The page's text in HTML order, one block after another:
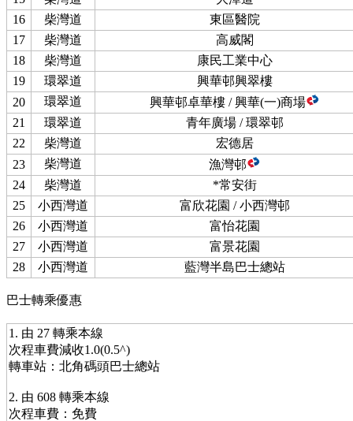
16
柴灣道
東區醫院
17
柴灣道
高威閣
18
柴灣道
康民工業中心
19
環翠道
興華邨興翠樓
20
環翠道
興華邨卓華樓 / 興華(一)商場
21
環翠道
青年廣場 / 環翠邨
22
柴灣道
宏德居
23
柴灣道
漁灣邨
24
柴灣道
*常安街
25
小西灣道
富欣花園 / 小西灣邨
26
小西灣道
富怡花園
27
小西灣道
富景花園
28
小西灣道 藍灣半島巴士總站
巴士轉乘優惠
1. 由 27 轉乘本線
次程車費減收1.0(0.5^)
轉車站：北角碼頭巴士總站
2. 由 608 轉乘本線
次程車費：免費